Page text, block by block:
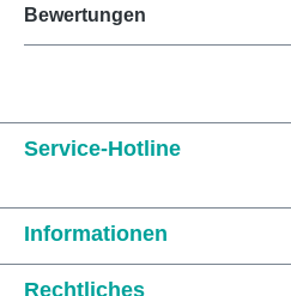
Bewertungen
Service-Hotline
Informationen
Rechtliches